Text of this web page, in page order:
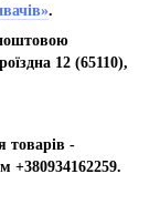
.
12 (65110),
товарів -
+380934162259.